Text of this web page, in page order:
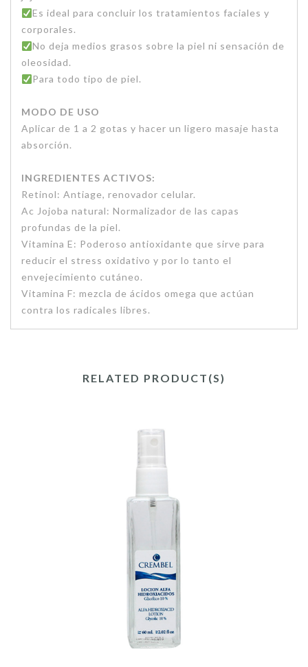
Es ideal para concluir los tratamientos faciales y
corporales.
No deja medios grasos sobre la piel ni sensación de
oleosidad.
Para todo tipo de piel.
MODO DE USO
Aplicar de 1 a 2 gotas y hacer un ligero masaje hasta
absorción.
INGREDIENTES ACTIVOS:
Retinol: Antiage, renovador celular.
Ac Jojoba natural: Normalizador de las capas
profundas de la piel.
Vitamina E: Poderoso antioxidante que sirve para
reducir el stress oxidativo y por lo tanto el
envejecimiento cutáneo.
Vitamina F: mezcla de ácidos omega que actúan
contra los radicales libres.
RELATED PRODUCT(S)